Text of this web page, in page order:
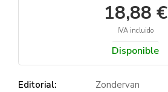
18,88 €
IVA incluido
Disponible
Editorial:
Zondervan